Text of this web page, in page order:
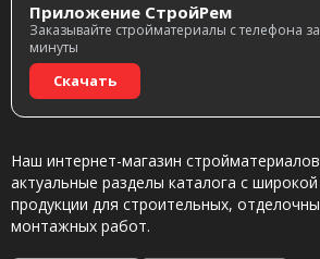
Приложение СтройРем
Заказывайте стройматериалы с телефона
минуты
Скачать
Наш интернет-магазин
актуальные разделы каталога с
продукции для строительных,
монтажных работ.